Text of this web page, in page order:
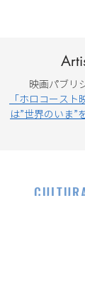
映画パブリ
「ホロコース
は”世界のいま”